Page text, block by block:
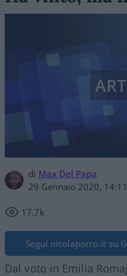
di Max Del Papa
29 Gennaio 2020, 14:11
17.7k
Segui nicolaporro.it su
Dal voto in Emilia